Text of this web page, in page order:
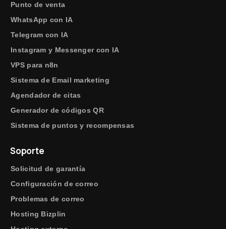
Punto de venta
WhatsApp con IA
Telegram con IA
Instagram y Messenger con IA
VPS para n8n
Sistema de Email marketing
Agendador de citas
Generador de códigos QR
Sistema de puntos y recompensas
Soporte
Solicitud de garantía
Configuración de correo
Problemas de correo
Hosting Bizplin